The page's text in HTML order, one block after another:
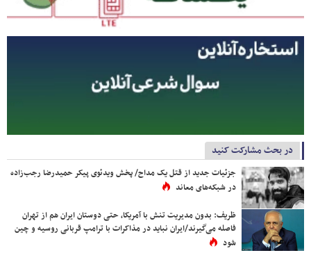
در بحث مشارکت کنید
جزئیات جدید از قتل یک مداح/ پخش ویدئوی پیکر حمیدرضا رجب‌زاده
در شبکه‌های معاند
ظریف: بدون مدیریت تنش با آمریکا، حتی دوستان ایران هم از تهران
فاصله می‌گیرند/ایران نباید در مذاکرات با ترامپ قربانی روسیه و چین
شود